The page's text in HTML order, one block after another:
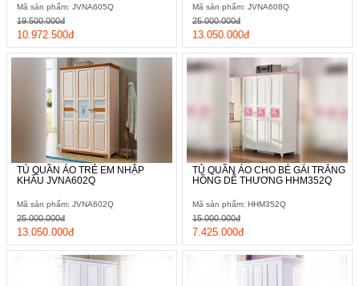
Mã sản phẩm: JVNA605Q
10.972.500đ
19.500.000đ
Mã sản phẩm: JVNA608Q
13.050.000đ
25.000.000đ
TỦ QUẦN ÁO TRẺ EM NHẬP
KHẨU JVNA602Q
Mã sản phẩm: JVNA602Q
13.050.000đ
25.000.000đ
TỦ QUẦN ÁO CHO BÉ GÁI TRẮNG
HỒNG DỄ THƯƠNG HHM352Q
Mã sản phẩm: HHM352Q
7.425.000đ
15.000.000đ